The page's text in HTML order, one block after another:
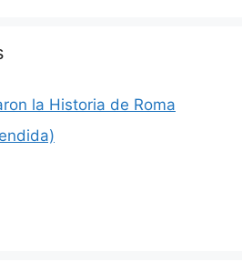
la Historia de Roma